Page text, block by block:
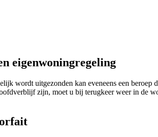
eigenwoningregeling
wordt uitgezonden kan eveneens een
zijn, moet u bij terugkeer weer in de